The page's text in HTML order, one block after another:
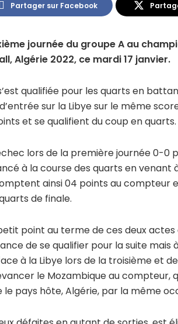
Partager sur Facebook
journée du groupe A au
Algérie 2022, ce mardi 17 janvier.
qualifiée pour les quarts en
sur la Libye sur le même
et se qualifient du coup en quarts.
lors de la première journée 0-0
à la course des quarts en venant
ainsi 04 points au compteur
de finale.
point au terme de ces deux
de se qualifier pour la suite mais
à la Libye lors de la troisième et
le Mozambique au compteur,
pays hôte, Algérie, par la même